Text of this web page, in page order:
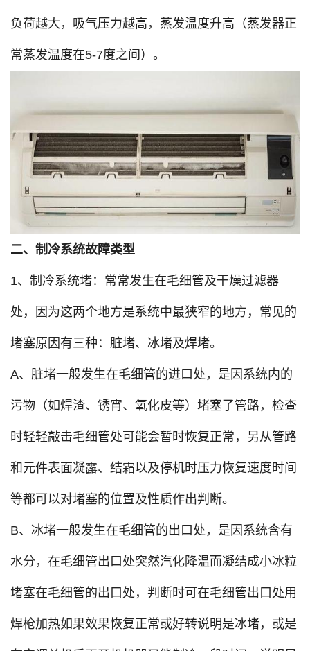
负荷越大，吸气压力越高，蒸发温度升高（蒸发器正
常蒸发温度在5-7度之间）。
二、制冷系统故障类型
1、制冷系统堵：常常发生在毛细管及干燥过滤器
处，因为这两个地方是系统中最狭窄的地方，常见的
堵塞原因有三种：脏堵、冰堵及焊堵。
A、脏堵一般发生在毛细管的进口处，是因系统内的
污物（如焊渣、锈宵、氧化皮等）堵塞了管路，检查
时轻轻敲击毛细管处可能会暂时恢复正常，另从管路
和元件表面凝露、结霜以及停机时压力恢复速度时间
等都可以对堵塞的位置及性质作出判断。
B、冰堵一般发生在毛细管的出口处，是因系统含有
水分，在毛细管出口处突然汽化降温而凝结成小冰粒
堵塞在毛细管的出口处，判断时可在毛细管出口处用
焊枪加热如果效果恢复正常或好转说明是冰堵，或是